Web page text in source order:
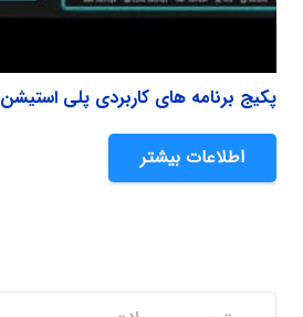
پکیج برنامه های کاربردی پلی استیشن 2
اطلاعات بیشتر